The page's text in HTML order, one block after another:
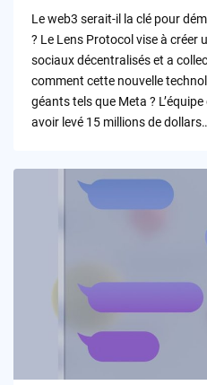
Le web3 serait-il la clé pour
? Le Lens Protocol vise à créer
sociaux décentralisés et a
comment cette nouvelle
géants tels que Meta ?
avoir levé 15 millions de